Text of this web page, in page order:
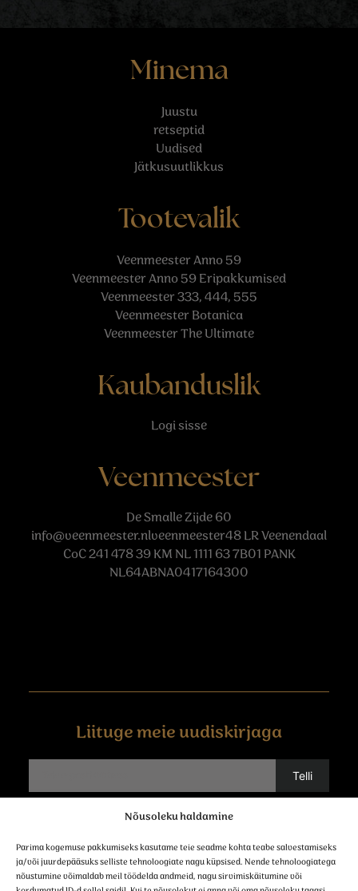
Nõusoleku haldamine
Parima kogemuse pakkumiseks kasutame teie seadme kohta teabe salvestamiseks
ja/või juurdepääsuks selliste tehnoloogiate nagu küpsised. Nende tehnoloogiatega
nõustumine võimaldab meil töödelda andmeid, nagu sirvimiskäitumine või
Minema
Juustu
retseptid
Uudised
Jätkusuutlikkus
Tootevalik
Veenmeester Anno 59
Veenmeester Anno 59 Eripakkumised
Veenmeester 333, 444, 555
Veenmeester Botanica
Veenmeester The Ultimate
Kaubanduslik
Logi sisse
Veenmeester
De Smalle Zijde 60
info@veenmeester.nlveenmeester48LR Veenendaal
CoC 241 478 39 KM NL 1111 63 7B01 PANK
NL64ABNA0417164300
Liituge meie uudiskirjaga